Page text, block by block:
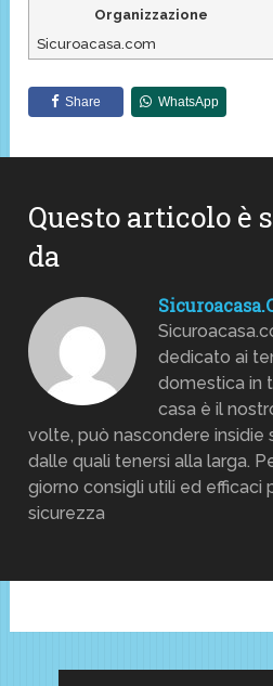
Organizzazione
Sicuroacasa.com
Share WhatsApp
Questo articolo è
da
dedicato ai
domestica in
casa è il
volte, può nascondere insidie
dalle quali tenersi alla larga.
giorno consigli utili ed efficaci
sicurezza